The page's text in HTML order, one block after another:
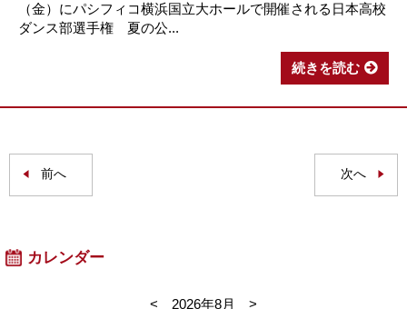
（金）にパシフィコ横浜国立大ホールで開催される日本高校
ダンス部選手権 夏の公...
続きを読む
前へ 次へ
カレンダー
< 2026年8月
>